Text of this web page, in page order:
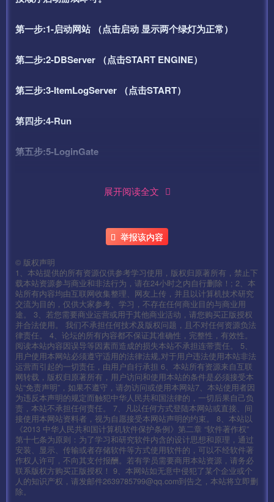
第一步:1-启动网站 （点击启动 显示两个绿灯为正常）
第二步:2-DBServer （点击START ENGINE）
第三步:3-ItemLogServer （点击START）
第四步:4-Run
第五步:5-LoginGate
——————客户端修改
—————————————————-
安卓:\assets\res\project.manifest
IOS:Payload\mir2-iOS.app\res\project.manifest
GM后台：http://IP:99/gmht/gm.php
GM码：syymw.com
下面给大家介绍几个常见问题
——————————————————————————
——
展开阅读全文
举报该内容
© 版权声明
1、本站提供的所有资源仅供参考学习使用，版权归原著所有，禁止下
载本站资源参与商业和非法行为，请在24小时之内自行删除！; 2、本
站所有内容均由互联网收集整理、网友上传，并且以计算机技术研究
交流为目的，仅供大家参考、学习，不存在任何商业目的与商业用
途。 3、若您需要商业运营或用于其他商业活动，请您购买正版授权
并合法使用。 我们不承担任何技术及版权问题，且不对任何资源负法
律责任。 4、论坛的所有内容都不保证其准确性，完整性，有效性。
阅读本站内容因误导等因素而造成的损失本站不承担连带责任。 5、
用户使用本网站必须遵守适用的法律法规,对于用户违法使用本站非法
运营而引起的一切责任，由用户自行承担 6、本站所有资源来自互联
网转载，版权归原著所有，用户访问和使用本站的条件是必须接受本
站“免责声明”，如果不遵守，请勿访问或使用本网站7、本站使用者因
为违反本声明的规定而触犯中华人民共和国法律的，一切后果自己负
责，本站不承担任何责任。 7、凡以任何方式登陆本网站或直接、间
接使用本网站资料者，视为自愿接受本网站声明的约束。 8、本站以
《2013 中华人民共和国计算机软件保护条例》第二章 “软件著作权”
第十七条为原则：为了学习和研究软件内含的设计思想和原理，通过
安装、显示、传输或者存储软件等方式使用软件的，可以不经软件著
作权人许可，不向其支付报酬。若有学员需要商用本站资源，请务必
联系版权方购买正版授权！ 9、本网站如无意中侵犯了某个企业或个
人的知识产权，请发邮件2639785799@qq.com到告之，本站将立即删
除。